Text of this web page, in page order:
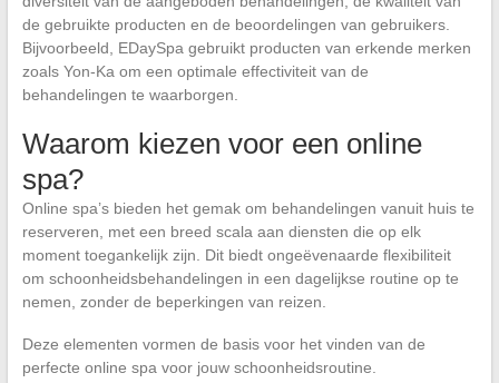
de gebruikte producten en de beoordelingen van gebruikers.
Bijvoorbeeld, EDaySpa gebruikt producten van erkende merken
zoals Yon-Ka om een optimale effectiviteit van de
behandelingen te waarborgen.
Waarom kiezen voor een online
spa?
Online spa’s bieden het gemak om behandelingen vanuit huis te
reserveren, met een breed scala aan diensten die op elk
moment toegankelijk zijn. Dit biedt ongeëvenaarde flexibiliteit
om schoonheidsbehandelingen in een dagelijkse routine op te
nemen, zonder de beperkingen van reizen.
Deze elementen vormen de basis voor het vinden van de
perfecte online spa voor jouw schoonheidsroutine.